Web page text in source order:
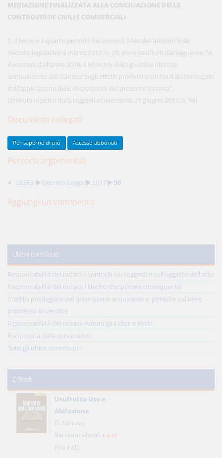
MEDIAZIONE FINALIZZATA ALLA CONCILIAZIONE DELLE
CONTROVERSIE CIVILI E COMMERCIALI
1. Il terzo e il quarto periodo del comma 1-bis dell'articolo 5 del
decreto legislativo 4 marzo 2010, n. 28, sono sostituiti dal seguente: “A
decorrere dall'anno 2018, il Ministro della giustizia riferisce
annualmente alle Camere sugli effetti prodotti e sui risultati conseguiti
dall'applicazione delle disposizioni del presente comma”.
(Articolo inserito dalla legge di conversione 21 giugno 2017, n. 96)
Documenti collegati
Decreto Legge del 2017 numero 50
Percorsi argomentali
LEGGI Decreto Legge 2017 50
Aggiungi un commento
Ultimi contributi
Responsabilità del notaio: i controlli sui soggetti e sull'oggetto dell'atto
Responsabilità del notaio: l'illecito disciplinare conseguente
Credito privilegiato del promissario acquirente e ipoteche sul bene
promesso in vendita
Responsabilità del notaio: natura giuridica e limiti
Reciprocità delle concessioni
Tutti gli ultimi contributi >
E-Book
Usufrutto Uso e
Abitazione
D. Minussi
Versione ebook € 4,19
(iva incl.)
570.00€ risparmi il 21%!
Acquista ora
Per saperne di più Accesso abbonati